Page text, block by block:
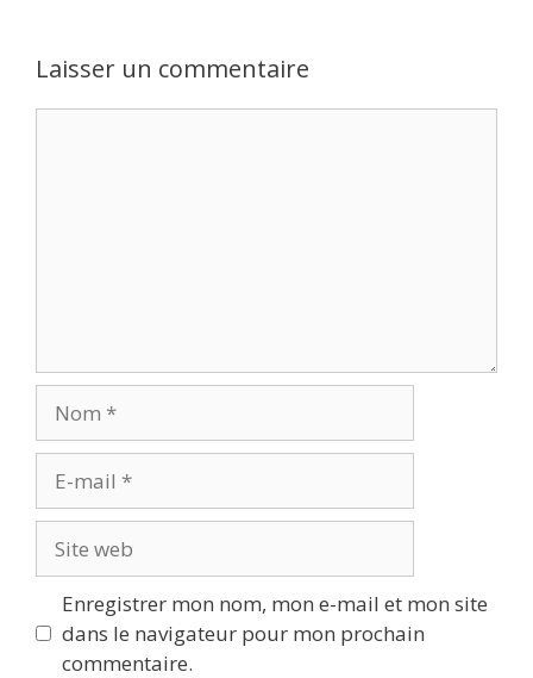
Laisser un commentaire
mail
web
Enregistrer mon nom, mon e-mail et mon site
dans le navigateur pour mon prochain
commentaire.